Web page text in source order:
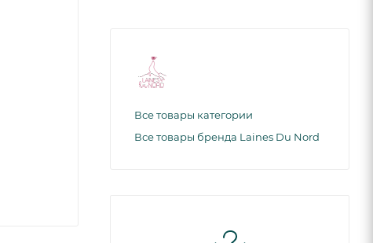
Все товары категории
Все товары бренда Laines Du Nord